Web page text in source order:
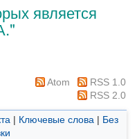
является
"
Atom
RSS 1.0
RSS 2.0
| Ключевые слова | Без